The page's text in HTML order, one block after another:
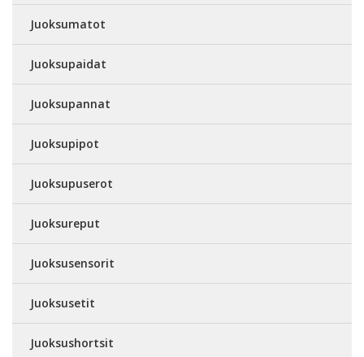
Juoksumatot
Juoksupaidat
Juoksupannat
Juoksupipot
Juoksupuserot
Juoksureput
Juoksusensorit
Juoksusetit
Juoksushortsit